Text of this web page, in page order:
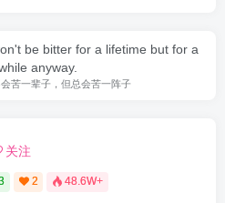
be bitter for a lifetime but for a
anyway.
苦一辈子，但总会苦一阵子
关注
2 48.6W+